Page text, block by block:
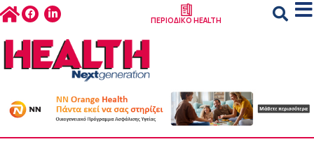
ΠΕΡΙΟΔΙΚΟ HEALTH